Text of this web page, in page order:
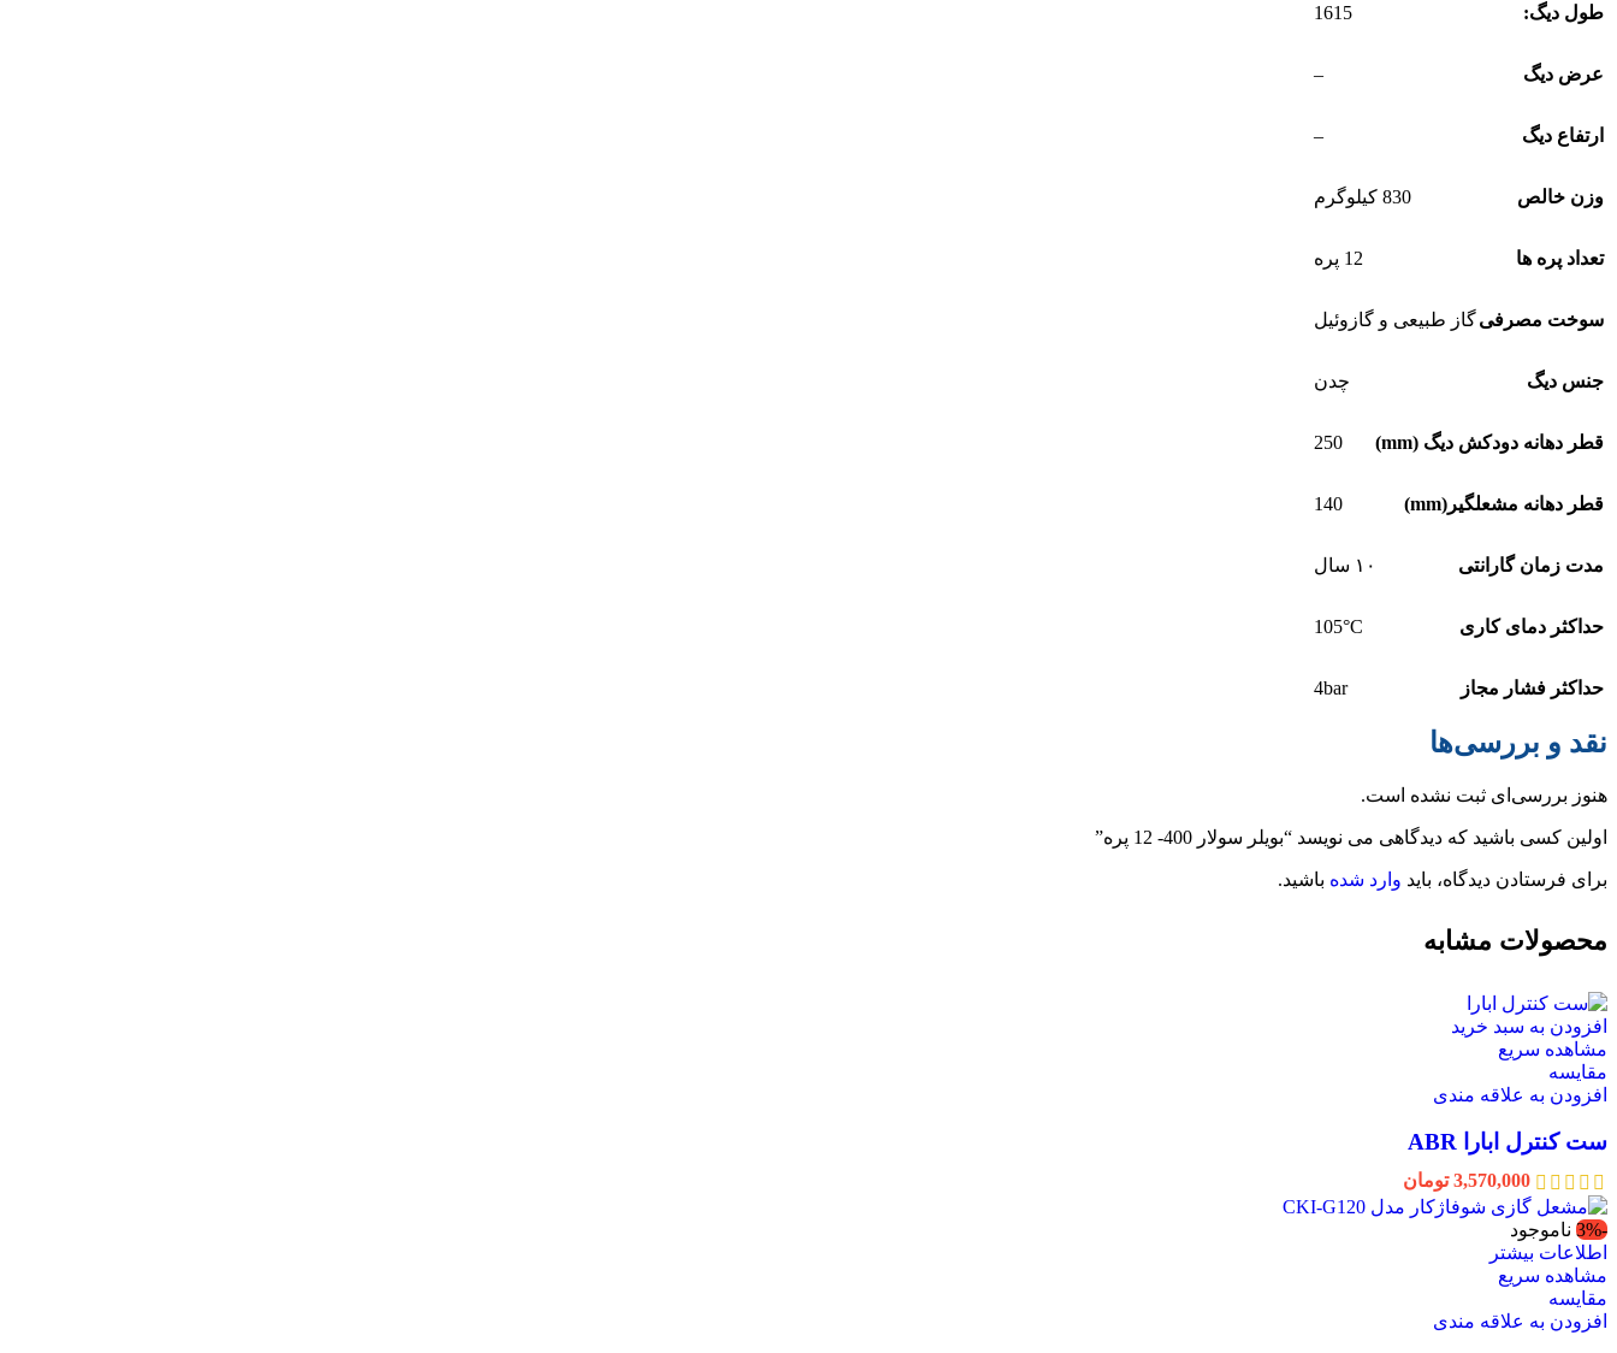
طول دیگ: 1615
عرض دیگ –
ارتفاع دیگ –
وزن خالص 830 کیلوگرم
تعداد پره ها 12 پره
سوخت مصرفیگاز طبیعی و گازوئیل
جنس دیگ چدن
قطر دهانه دودکش دیگ (mm) 250
قطر دهانه مشعلگیر(mm) 140
مدت زمان گارانتی ۱۰ سال
حداکثر دمای کاری 105°C
حداکثر فشار مجاز 4bar
نقد و بررسی‌ها
هنوز بررسی‌ای ثبت نشده است.
اولین کسی باشید که دیدگاهی می نویسد “بویلر سولار 400- 12 پره”
برای فرستادن دیدگاه، باید وارد شده باشید.
محصولات مشابه
افزودن به سبد خرید
مشاهده سریع
مقایسه
افزودن به علاقه مندی
ست کنترل ابارا ABR
3,570,000 تومان
-3%
ناموجود
اطلاعات بیشتر
مشاهده سریع
مقایسه
افزودن به علاقه مندی